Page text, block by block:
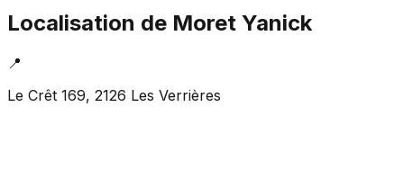
Localisation de Moret Yanick
📍
Le Crêt 169, 2126 Les Verrières